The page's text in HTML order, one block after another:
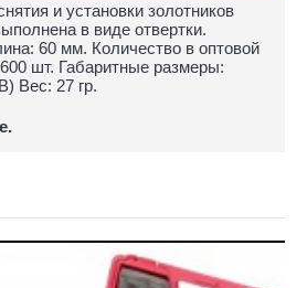
и установки золотников
в виде отвертки.
60 мм. Количество в оптовой
шт. Габаритные размеры:
Вес: 27 гр.